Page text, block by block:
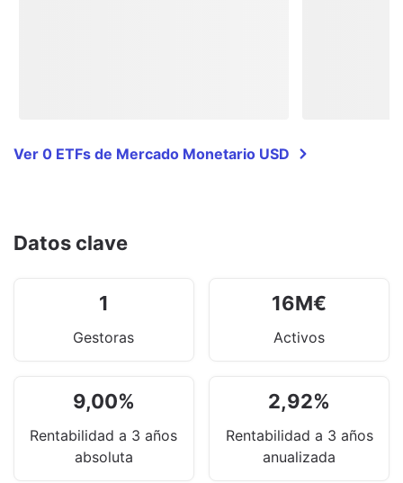
Ver 0 ETFs de Mercado Monetario USD
Datos clave
1
Gestoras
16M€
Activos
9,00%
Rentabilidad a 3 años
absoluta
2,92%
Rentabilidad a 3 años
anualizada